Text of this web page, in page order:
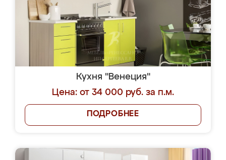
Кухня "Венеция"
Цена: от 34 000 руб. за п.м.
ПОДРОБНЕЕ